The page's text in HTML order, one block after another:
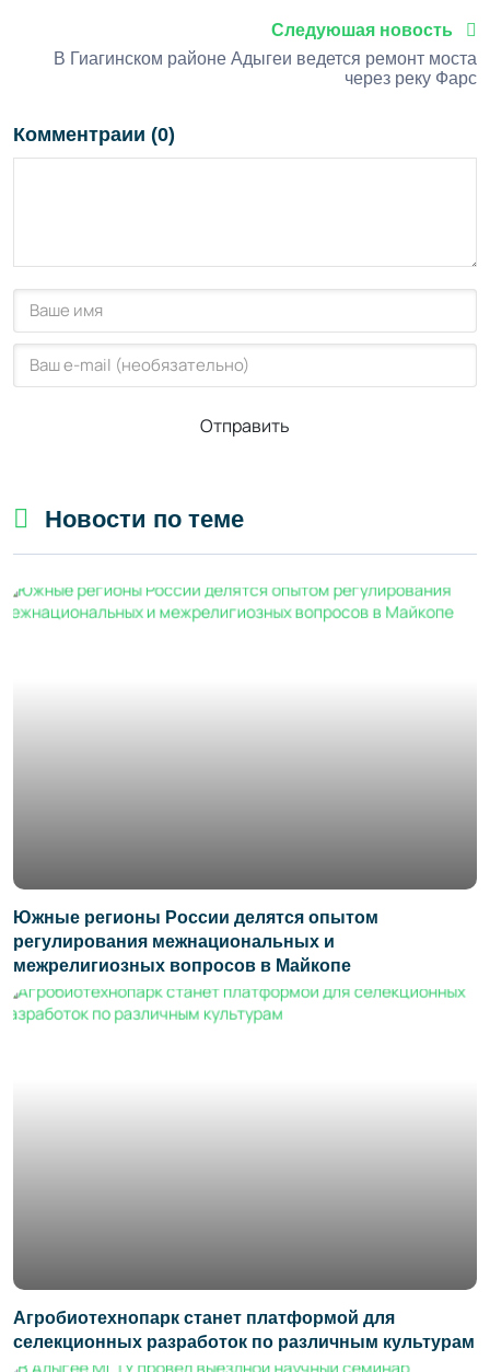
Следуюшая новость
В Гиагинском районе Адыгеи ведется ремонт моста
через реку Фарс
Комментраии (0)
Отправить
Новости по теме
Южные регионы России делятся опытом
регулирования межнациональных и
межрелигиозных вопросов в Майкопе
Агробиотехнопарк станет платформой для
селекционных разработок по различным культурам